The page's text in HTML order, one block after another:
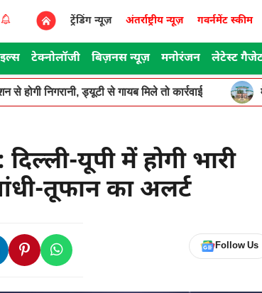
ट्रेंडिंग न्यूज़ अंतर्राष्ट्रीय न्यूज़ गवर्नमेंट स्कीम
टेक्नोलॉजी बिज़नस न्यूज़ मनोरंजन लेटेस्ट
होगी निगरानी, ड्यूटी से गायब मिले तो कार्रवाई
यूपी में होगी भारी
तूफान का अलर्ट
Follow Us